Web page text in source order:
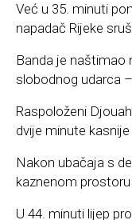
Već u 35. minuti
napadač Rijeke
Banda je naštimao
slobodnog udarca
Raspoloženi
dvije minute
Nakon ubačaja s
kaznenom prostoru
U 44. minuti lijep